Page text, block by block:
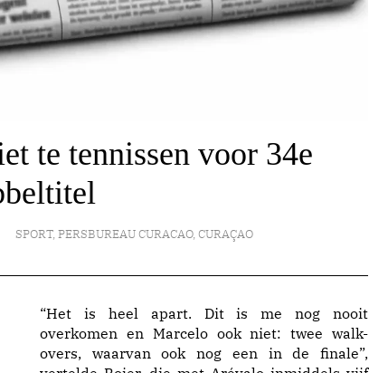
te tennissen voor 34e
SPORT,PERSBUREAU CURACAO,CURAÇAO
“Het is heel apart. Dit is me nog nooit
overkomen en Marcelo ook niet: twee walk-
overs, waarvan ook nog een in de finale”,